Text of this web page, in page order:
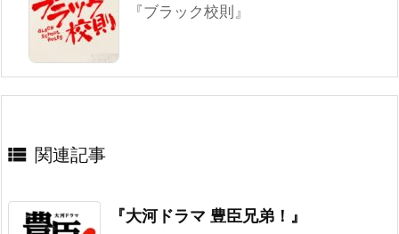
『ブラック校則』
 関連記事
『大河ドラマ 豊臣兄弟！』